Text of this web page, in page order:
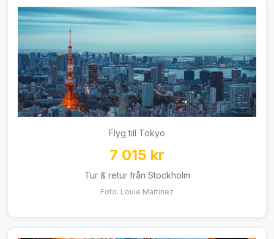
Flyg till Tokyo
7 015 kr
Tur & retur från Stockholm
Foto: Louie Martinez